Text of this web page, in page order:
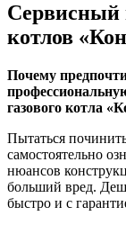
Сервисный
котлов
Почему
газового котла
Пытаться
самостоятельно
нюансов
больший вред.
быстро и с